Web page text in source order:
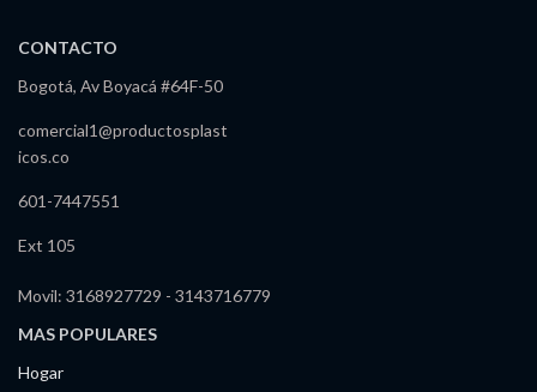
CONTACTO
Bogotá, Av Boyacá #64F-50
comercial1@productosplast
icos.co
601-7447551
Ext 105
Movil: 3168927729 - 3143716779
MAS POPULARES
Hogar